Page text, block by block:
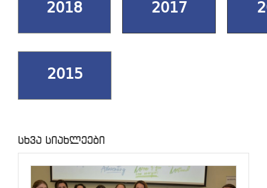
2018 2017
2015
სხვა სიახლეები